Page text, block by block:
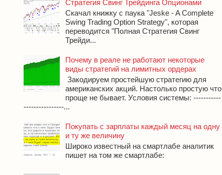
Стратегия Свинг Трейдинга Опционами
Скачал книжку с паука "Jeske - A Complete
Swing Trading Option Strategy", которая
переводится "Полная Стратегия Свинг
Трейди...
Почему в реале не работают некоторые
виды стратегий на лимитных ордерах
Закодируем простейшую стратегию для
американских акций. Настолько простую что
проще не бывает. Условия системы: -----------
----------------...
Покупать с зарплаты каждый месяц на одну
и ту же величину
Широко известный на смартлабе аналитик
пишет на том же смартлабе: